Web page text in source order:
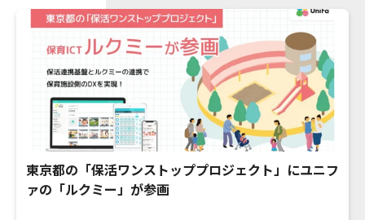
東京都の「保活ワンストッププロジェクト」にユニフ
ァの「ルクミー」が参画